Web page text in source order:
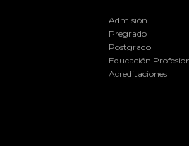
Admisión
Pregrado
Postgrado
Educación
Acreditaciones